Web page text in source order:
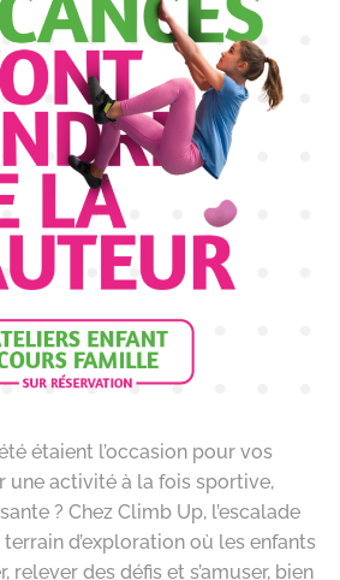
étaient l’occasion pour vos
une activité à la fois sportive,
? Chez Climb Up, l’escalade
d’exploration où les enfants
relever des défis et s’amuser, bien